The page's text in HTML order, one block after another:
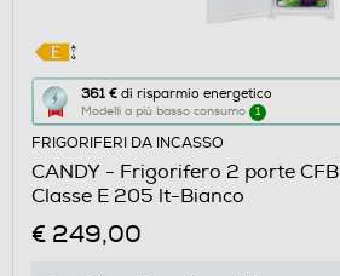
361 € di risparmio energetico
Modelli a più basso consumo 1
Questa
azione
aprirà
il
Calcolatore
di
FRIGORIFERI DA INCASSO
CANDY - Frigorifero 2 porte
Classe E 205 lt-Bianco
€ 249,00